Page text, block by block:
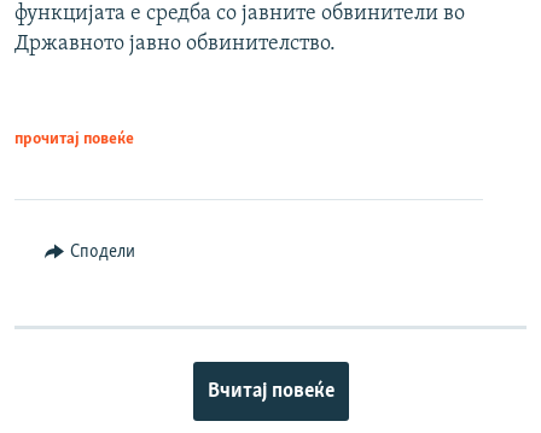
функцијата е средба со јавните обвинители во
Државното јавно обвинителство.
прочитај повеќе
Сподели
Вчитај повеќе